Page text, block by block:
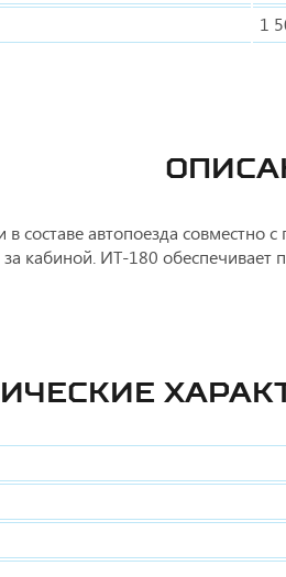
1
в составе автопоезда
за кабиной. ИТ-180